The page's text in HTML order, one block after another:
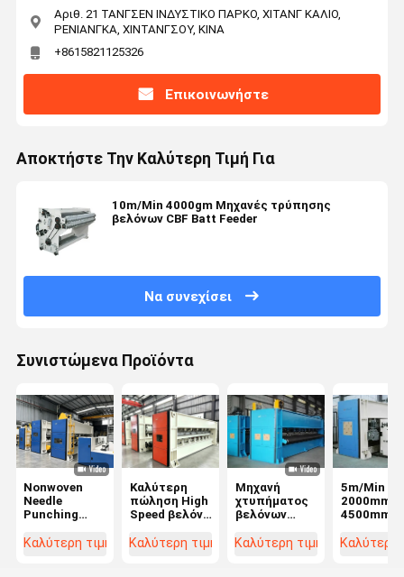
Αριθ. 21 ΤΑΝΓΣΕΝ ΙΝΔΥΣΤΙΚΟ ΠΑΡΚΟ, ΧΙΤΑΝΓ ΚΑΛΙΟ,
ΡΕΝΙΑΝΓΚΑ, ΧΙΝΤΑΝΓΣΟΥ, ΚΙΝΑ
+8615821125326
Επικοινωνήστε
Αποκτήστε Την Καλύτερη Τιμή Για
10m/Min 4000gm Μηχανές τρύπησης
βελόνων CBF Batt Feeder
Να συνεχίσει
Συνιστώμενα Προϊόντα
Nonwoven
Needle
Punching
Καλύτερη τιμή
Καλύτερη
πώληση High
Speed βελόνα
μηχανή με
Καλύτερη τιμή
Μηχανή
χτυπήματος
βελόνων
ταχύτητας
Καλύτερη τιμή
5m/Min
2000mm ~
4500mm
τρύπησης
Καλύτερη